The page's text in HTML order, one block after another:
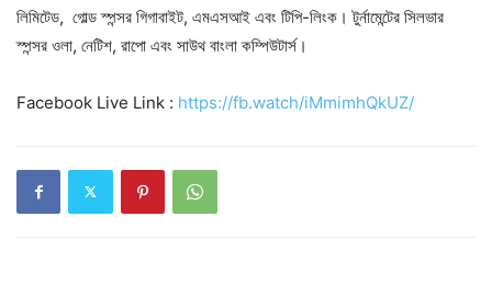
লিমিটেড, গোল্ড স্পন্সর গিগাবাইট, এমএসআই এবং টিপি-লিংক। টুর্নামেন্টের সিলভার
স্পন্সর ওলা, নেটিশ, রাপো এবং সাউথ বাংলা কম্পিউটার্স।
Facebook Live Link : https://fb.watch/iMmimhQkUZ/